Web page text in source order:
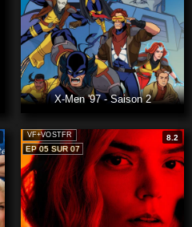
X-Men '97 - Saison 2
VF+VOSTFR
8.2
EP 05 SUR 07